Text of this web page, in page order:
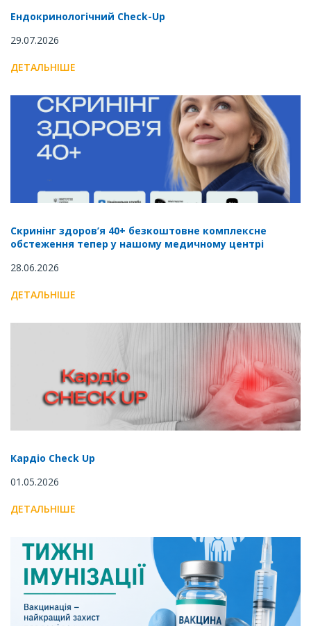
Ендокринологічний Check-Up
29.07.2026
ДЕТАЛЬНІШЕ
Скринінг здоров’я 40+ безкоштовне комплексне
обстеження тепер у нашому медичному центрі
28.06.2026
ДЕТАЛЬНІШЕ
Кардіо Check Up
01.05.2026
ДЕТАЛЬНІШЕ